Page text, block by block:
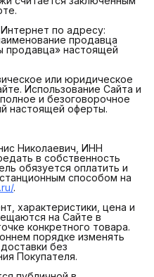
по адресу:
продавца
продавца» настоящей
или юридическое
Использование Сайта и
и безоговорочное
настоящей оферты.
Николаевич, ИНН
в собственность
обязуется оплатить и
способом на
.
характеристики, цена и
на Сайте в
конкретного товара.
порядке изменять
без
Покупателя.